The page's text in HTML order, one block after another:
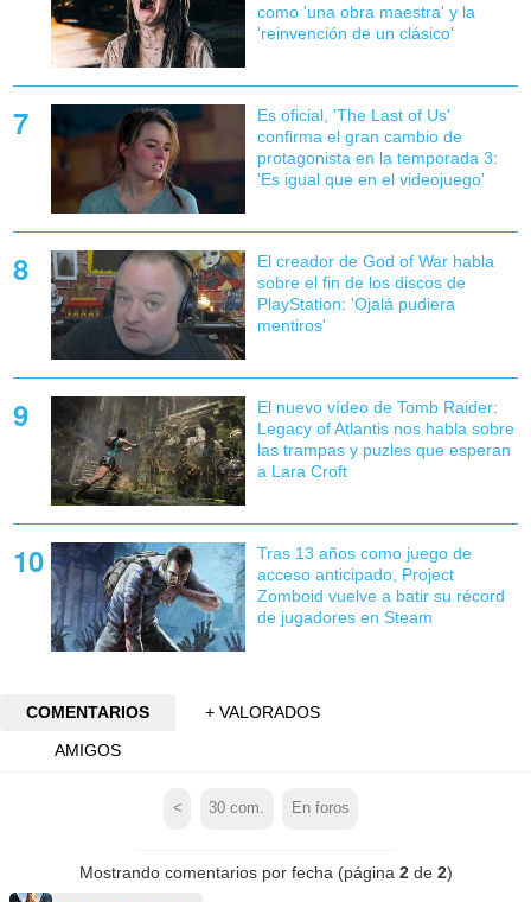
como 'una obra maestra' y la
'reinvención de un clásico'
Es oficial, 'The Last of Us'
confirma el gran cambio de
protagonista en la temporada 3:
'Es igual que en el videojuego'
El creador de God of War habla
sobre el fin de los discos de
PlayStation: 'Ojalá pudiera
mentiros'
El nuevo vídeo de Tomb Raider:
Legacy of Atlantis nos habla sobre
las trampas y puzles que esperan
a Lara Croft
Tras 13 años como juego de
acceso anticipado, Project
Zomboid vuelve a batir su récord
de jugadores en Steam
COMENTARIOS
+ VALORADOS
AMIGOS
< 30 com. En foros
Mostrando comentarios por fecha (página 2de 2)